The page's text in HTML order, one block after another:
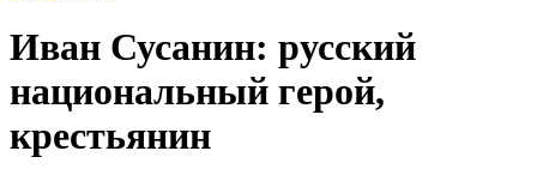
Иван Сусанин: русский
национальный герой,
крестьянин